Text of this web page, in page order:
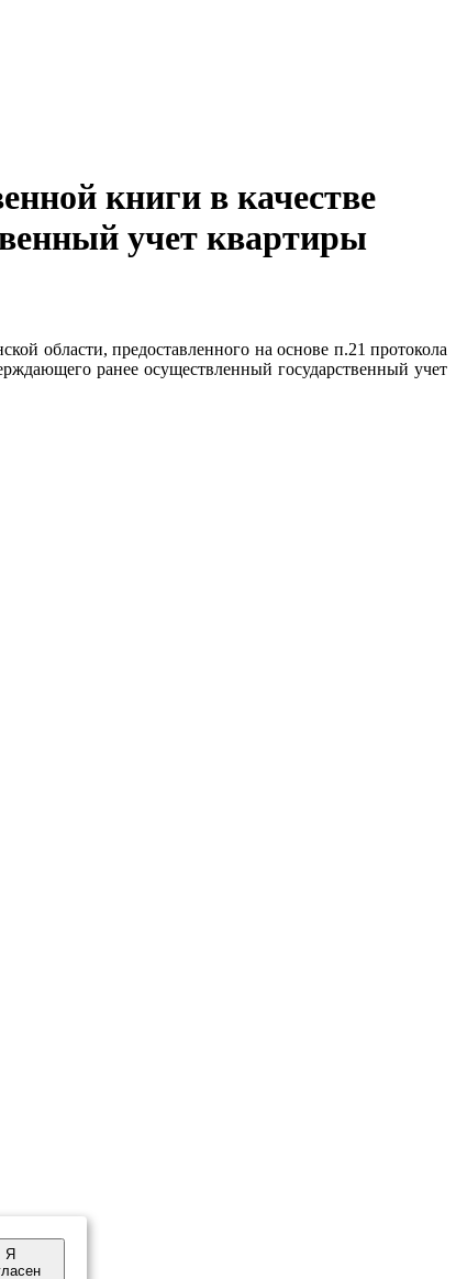
книги в качестве
учет квартиры
области, предоставленного на основе п.21 протокола
ранее осуществленный государственный учет
Я